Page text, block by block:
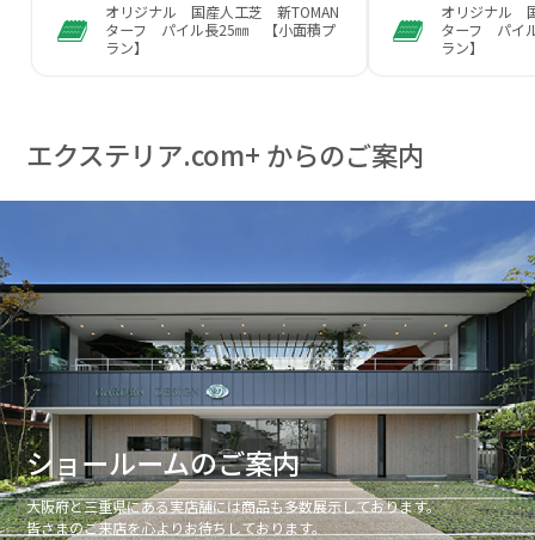
オリジナル 国産人工芝 新TOMAN
ターフ パイル長25㎜ 【小面積プ
ラン】
オリジナル
ターフ パイ
ラン】
エクステリア.com+ からのご案内
ショールームのご案内
大阪府と三重県にある実店舗には商品も多数展示しております。
皆さまのご来店を心よりお待ちしております。